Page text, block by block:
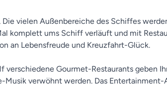
vielen Außenbereiche des Schiffes
komplett ums Schiff verläuft und mit
an Lebensfreude und Kreuzfahrt-Glück.
Gourmet-Restaurants geben
verwöhnt werden. Das